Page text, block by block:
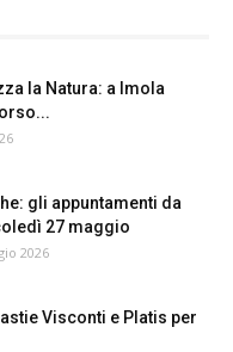
la Natura: a Imola
gli appuntamenti da
27 maggio
2026
Visconti e Platis per